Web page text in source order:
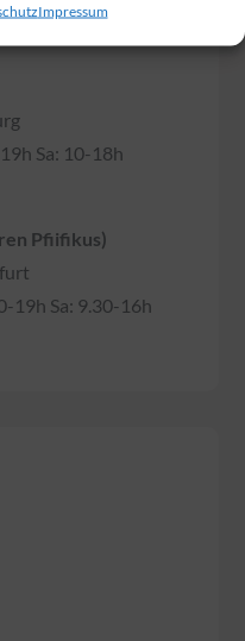
Impressum
Sa: 10-18h
Pfiifikus)
19h Sa: 9.30-16h